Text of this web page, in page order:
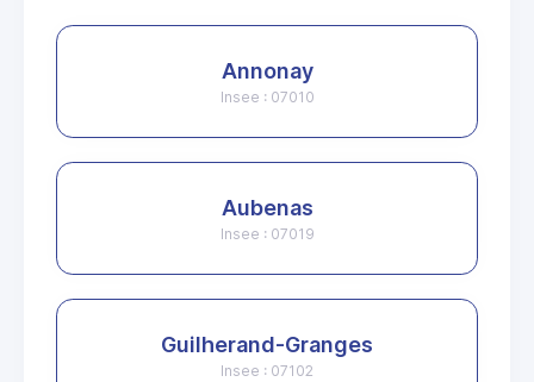
Annonay
Insee : 07010
Aubenas
Insee : 07019
Guilherand-Granges
Insee : 07102